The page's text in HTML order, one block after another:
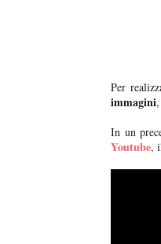
Per
immagini
In un
Youtube,